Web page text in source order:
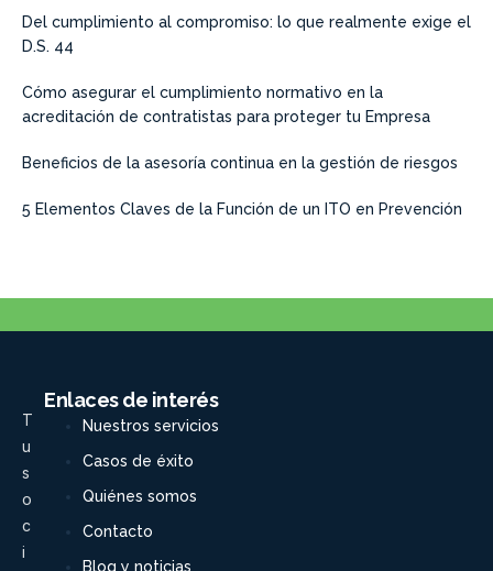
Del cumplimiento al compromiso: lo que realmente exige el
D.S. 44
Cómo asegurar el cumplimiento normativo en la
acreditación de contratistas para proteger tu Empresa
Beneficios de la asesoría continua en la gestión de riesgos
5 Elementos Claves de la Función de un ITO en Prevención
T
u
s
o
c
i
Enlaces de interés
Nuestros servicios
Casos de éxito
Quiénes somos
Contacto
Blog y noticias